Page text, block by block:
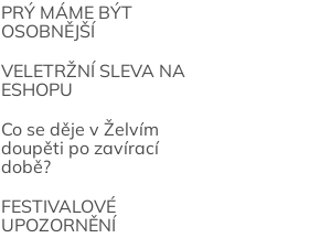
PRÝ MÁME BÝT
OSOBNĚJŠÍ
VELETRŽNÍ SLEVA NA
ESHOPU
Co se děje v Želvím
doupěti po zavírací
době?
FESTIVALOVÉ
UPOZORNĚNÍ